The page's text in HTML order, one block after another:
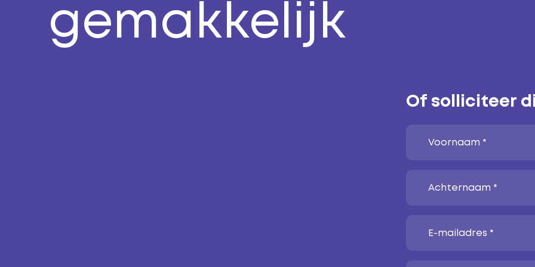
gemakkelijk
Of solliciteer
Voornaam *
Achternaam *
E-mailadres *